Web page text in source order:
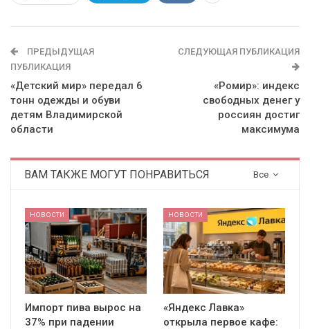
ПРЕДЫДУЩАЯ
ПУБЛИКАЦИЯ
«Детский мир» передал 6
тонн одежды и обуви
детям Владимирской
области
СЛЕДУЮЩАЯ ПУБЛИКАЦИЯ
«Ромир»: индекс
свободных денег у
россиян достиг
максимума
Все
ВАМ ТАКЖЕ МОГУТ ПОНРАВИТЬСЯ
НОВОСТИ
Импорт пива вырос на
37% при падении
НОВОСТИ
«Яндекс Лавка»
открыла первое кафе: